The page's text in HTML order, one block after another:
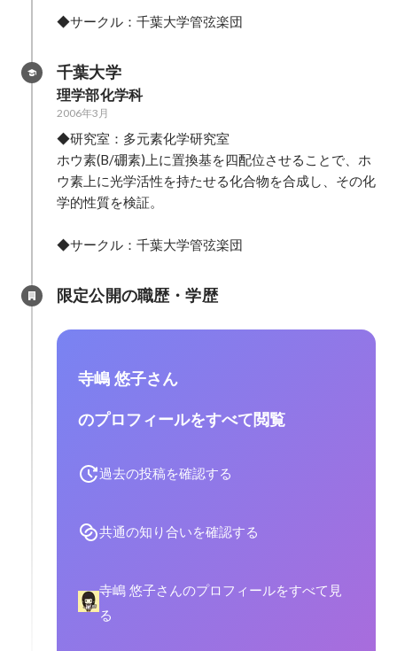
◆サークル：千葉大学管弦楽団
千葉大学
理学部化学科
2006年3月
◆研究室：多元素化学研究室
ホウ素(B/硼素)上に置換基を四配位させることで、ホ
ウ素上に光学活性を持たせる化合物を合成し、その化
学的性質を検証。
◆サークル：千葉大学管弦楽団
限定公開の職歴・学歴
寺嶋 悠子さん
のプロフィールをすべて閲覧
過去の投稿を確認する
共通の知り合いを確認する
寺嶋 悠子さんのプロフィールをすべて見
る